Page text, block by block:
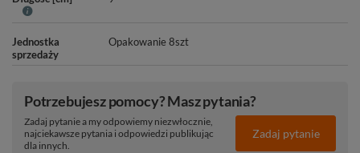
Jednostka
sprzedaży
Opakowanie 8szt
Potrzebujesz pomocy? Masz pytania?
Zadaj pytanie a my odpowiemy niezwłocznie,
najciekawsze pytania i odpowiedzi publikując
dla innych.
Zadaj pytanie